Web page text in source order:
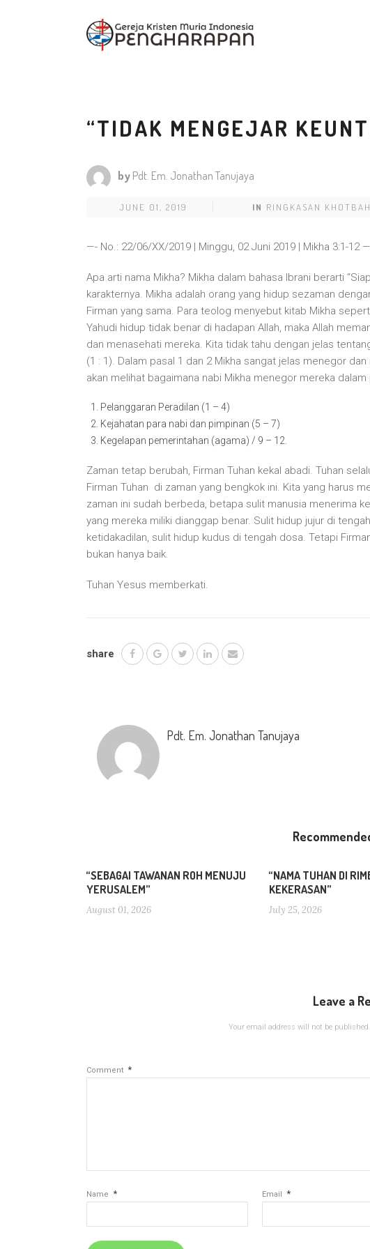
“TIDAK MENGEJAR
by Pdt. Em. Jonathan Tanujaya
JUNE 01, 2019 IN RINGKASAN KHOTBAH
—- No.: 22/06/XX/2019 | Minggu, 02 Juni 2019 | Mikha 3:1-12
Apa arti nama Mikha? Mikha dalam bahasa Ibrani berarti
karakternya. Mikha adalah orang yang hidup sezaman
Firman yang sama. Para teolog menyebut kitab Mikha
Yahudi hidup tidak benar di hadapan Allah, maka Allah
dan menasehati mereka. Kita tidak tahu dengan jelas
(1 : 1). Dalam pasal 1 dan 2 Mikha sangat jelas menegor
akan melihat bagaimana nabi Mikha menegor mereka dalam
Pelanggaran Peradilan (1 – 4)
Kejahatan para nabi dan pimpinan (5 – 7)
Kegelapan pemerintahan (agama) / 9 – 12.
Zaman tetap berubah, Firman Tuhan kekal abadi. Tuhan
Firman Tuhan di zaman yang bengkok ini. Kita yang harus
zaman ini sudah berbeda, betapa sulit manusia menerima
yang mereka miliki dianggap benar. Sulit hidup jujur di
ketidakadilan, sulit hidup kudus di tengah dosa. Tetapi
bukan hanya baik.
Tuhan Yesus memberkati.
share
Pdt. Em. Jonathan Tanujaya
“SEBAGAI TAWANAN ROH MENUJU
YERUSALEM”
August 01, 2026
“NAMA TUHAN DI
KEKERASAN”
July 25, 2026
Leave a
Your email address will not be published.
Comment *
Name * Email *